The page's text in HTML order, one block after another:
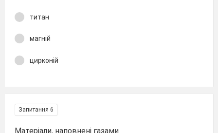
титан
магній
цирконій
Запитання 6
Матеріали, наповнені газами